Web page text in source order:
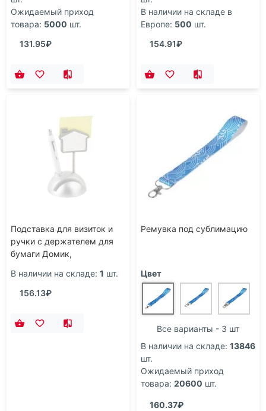
Ожидаемый приход
товара: 5000 шт.
131.95₽
В наличии на складе в
Европе: 500 шт.
154.91₽
Подставка для визиток и
ручки с держателем для
бумаги Домик,
В наличии на складе: 1 шт.
156.13₽
Ремувка под сублимацию
Цвет
Все варианты - 3 шт
В наличии на складе: 13846
шт.
Ожидаемый приход
товара: 20600 шт.
160.37₽